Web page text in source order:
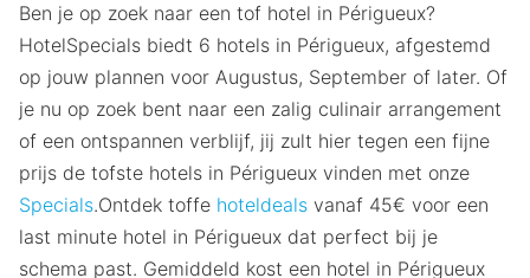
Ben je op zoek naar een tof hotel in Périgueux?
HotelSpecials biedt 6 hotels in Périgueux, afgestemd
op jouw plannen voor Augustus, September of later. Of
je nu op zoek bent naar een zalig culinair arrangement
of een ontspannen verblijf, jij zult hier tegen een fijne
prijs de tofste hotels in Périgueux vinden met onze
Specials.Ontdek toffe hoteldeals vanaf 45€ voor een
last minute hotel in Périgueux dat perfect bij je
schema past. Gemiddeld kost een hotel in Périgueux